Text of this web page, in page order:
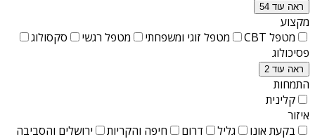
ראה עוד 54
מקצוע
מטפל CBT
מטפל זוגי ומשפחתי מטפל רגשי
סקסולוג
פסיכולוג
ראה עוד 2
התמחות
קלינית
איזור
בקעת אונו
גליל דרום חיפה והקריות ירושלים והסביבה